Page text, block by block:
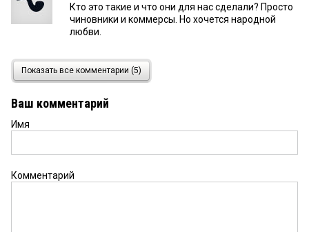
Кто это такие и что они для нас сделали? Просто
чиновники и коммерсы. Но хочется народной
любви.
22 декабря 2025 в 15:15:
Каждый год одно и тоже....
Зинаида Прокофьевна 22 декабря 2025 в 13:05:
налогоплательщиков. Лучше на эти средства
почистили бы пару улиц от снега и льда.
Показать все комментарии (5)
Ваш комментарий
Имя
Комментарий